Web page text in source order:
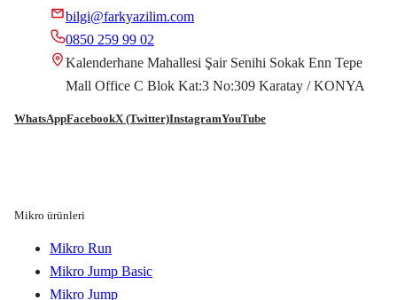
bilgi@farkyazilim.com
0850 259 99 02
Kalenderhane Mahallesi Şair Senihi Sokak Enn Tepe
Mall Office C Blok Kat:3 No:309 Karatay / KONYA
WhatsAppFacebookX (Twitter)InstagramYouTube
Mikro ürünleri
Mikro Run
Mikro Jump Basic
Mikro Jump